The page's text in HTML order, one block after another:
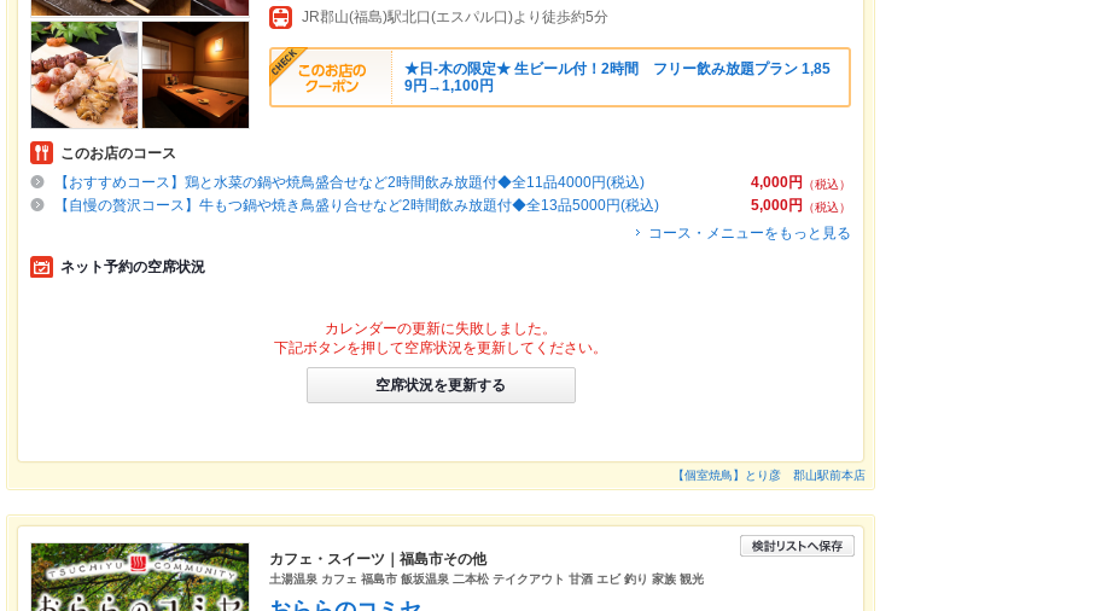
JR郡山(福島)駅北口(エスパル口)より徒歩約5分
★日-木の限定★ 生ビール付！2時間 フリー飲み放題プラン 1,85
9円→1,100円
このお店のコース
4,000円
（税込）
【おすすめコース】鶏と水菜の鍋や焼鳥盛合せなど2時間飲み放題付◆全11品4000円(税込)
5,000円
（税込）
【自慢の贅沢コース】牛もつ鍋や焼き鳥盛り合せなど2時間飲み放題付◆全13品5000円(税込)
コース・メニューをもっと見る
ネット予約の空席状況
カレンダーの更新に失敗しました。
下記ボタンを押して空席状況を更新してください。
空席状況を更新する
【個室焼鳥】とり彦 郡山駅前本店
カフェ・スイーツ｜福島市その他
土湯温泉 カフェ 福島市 飯坂温泉 二本松 テイクアウト 甘酒 エビ 釣り 家族 観光